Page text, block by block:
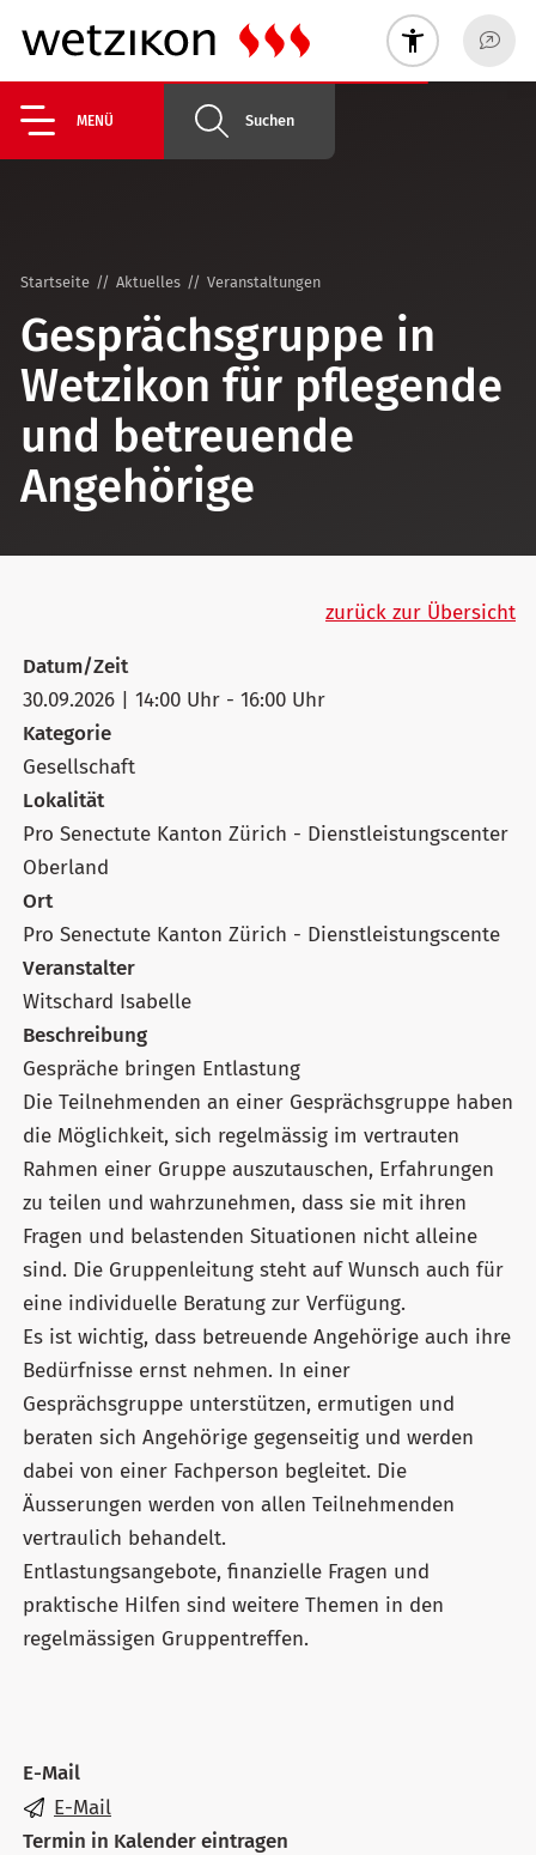
MENÜ Suchen
Startseite Aktuelles Veranstaltungen
Gesprächsgruppe in
Wetzikon für pflegende
und betreuende
Angehörige
zurück zur Übersicht
Datum/Zeit
30.09.2026 | 14:00 Uhr - 16:00 Uhr
Kategorie
Gesellschaft
Lokalität
Pro Senectute Kanton Zürich - Dienstleistungscenter
Oberland
Ort
Pro Senectute Kanton Zürich - Dienstleistungscente
Veranstalter
Witschard Isabelle
Beschreibung
Gespräche bringen Entlastung
Die Teilnehmenden an einer Gesprächsgruppe haben
die Möglichkeit, sich regelmässig im vertrauten
Rahmen einer Gruppe auszutauschen, Erfahrungen
zu teilen und wahrzunehmen, dass sie mit ihren
Fragen und belastenden Situationen nicht alleine
sind. Die Gruppenleitung steht auf Wunsch auch für
eine individuelle Beratung zur Verfügung.
Es ist wichtig, dass betreuende Angehörige auch ihre
Bedürfnisse ernst nehmen. In einer
Gesprächsgruppe unterstützen, ermutigen und
beraten sich Angehörige gegenseitig und werden
dabei von einer Fachperson begleitet. Die
Äusserungen werden von allen Teilnehmenden
vertraulich behandelt.
Entlastungsangebote, finanzielle Fragen und
praktische Hilfen sind weitere Themen in den
regelmässigen Gruppentreffen.
E-Mail
E-Mail
Termin in Kalender eintragen